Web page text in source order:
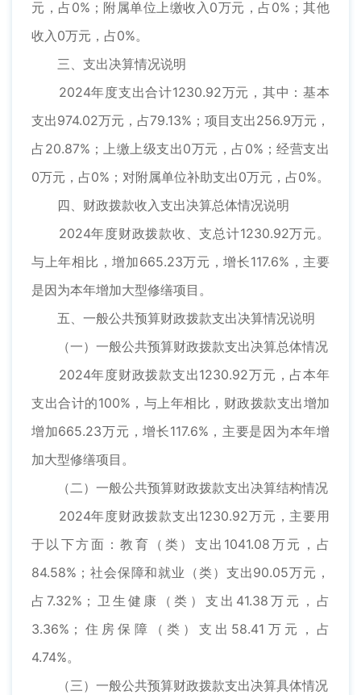
元，占0%；附属单位上缴收入0万元，占0%；其他
收入0万元，占0%。
三、支出决算情况说明
2024年度支出合计1230.92万元，其中：基本
支出974.02万元，占79.13%；项目支出256.9万元，
占20.87%；上缴上级支出0万元，占0%；经营支出
0万元，占0%；对附属单位补助支出0万元，占0%。
四、财政拨款收入支出决算总体情况说明
2024年度财政拨款收、支总计1230.92万元。
与上年相比，增加665.23万元，增长117.6%，主要
是因为本年增加大型修缮项目。
五、一般公共预算财政拨款支出决算情况说明
（一）一般公共预算财政拨款支出决算总体情况
2024年度财政拨款支出1230.92万元，占本年
支出合计的100%，与上年相比，财政拨款支出增加
增加665.23万元，增长117.6%，主要是因为本年增
加大型修缮项目。
（二）一般公共预算财政拨款支出决算结构情况
2024年度财政拨款支出1230.92万元，主要用
于以下方面：教育（类）支出1041.08万元，占
84.58%；社会保障和就业（类）支出90.05万元，
占7.32%；卫生健康（类）支出41.38万元，占
3.36%；住房保障（类）支出58.41万元，占
4.74%。
（三）一般公共预算财政拨款支出决算具体情况